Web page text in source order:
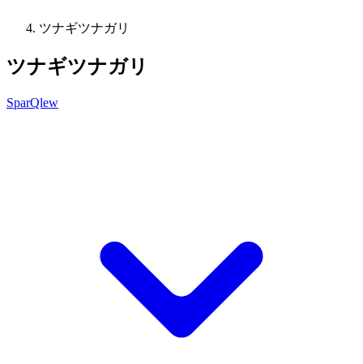
ツナギツナガリ
ツナギツナガリ
SparQlew